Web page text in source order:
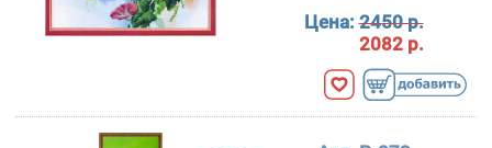
Цена:2450 р.
2082 р.